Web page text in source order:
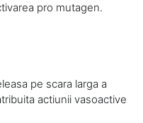
pro mutagen.
pe scara larga a
actiunii vasoactive